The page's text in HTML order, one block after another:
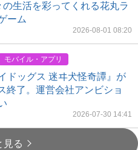
生活を彩ってくれる花丸ラ
ーム
2026-08-01 08:20
モバイル・アプリ
ドッグス 迷ヰ犬怪奇譚』が
終了。運営会社アンビショ
2026-07-30 14:41
見る